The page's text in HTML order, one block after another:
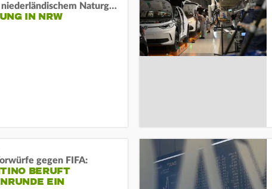
Lage in niederländischem Naturgebiet stabil
IN NRW
gegen FIFA:
BERUFT
EIN